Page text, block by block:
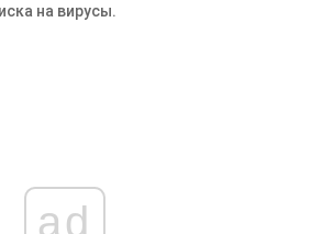
на вирусы.
ad